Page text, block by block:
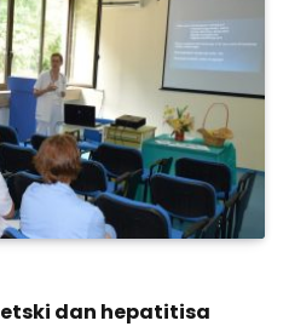
dan hepatitisa